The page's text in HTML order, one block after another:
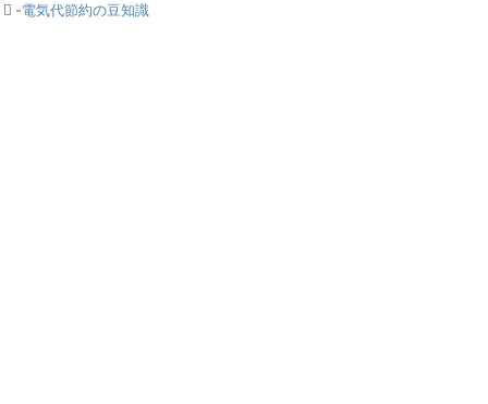
-電気代節約の豆知識